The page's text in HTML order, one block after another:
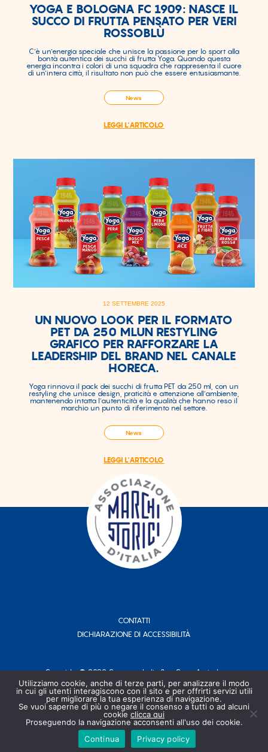
YOGA E BOLOGNA FC 1909: NASCE IL
SUCCO DI FRUTTA PENSATO PER VERI
ROSSOBLÙ
C’è un’energia speciale che unisce la passione per lo sport alla
bontà autentica dei succhi di frutta Yoga. Quando questa
energia incontra i colori di una squadra che rappresenta il cuore
di un’intera città, il risultato non può che essere entusiasmante.
News
LEGGI L'ARTICOLO
12 SETTEMBRE 2025
UN NUOVO LOOK PER IL FORMATO
PET DA 250 MLUN RESTYLING
GRAFICO PER RAFFORZARE LA
LEADERSHIP DEL BRAND NEL CANALE
HORECA.
Yoga rinnova il pack dei succhi di frutta PET da 250 ml, con un
restyling che unisce design, praticità e attenzione all’ambiente,
mantenendo intatta l’autenticità e la qualità che hanno reso il
marchio un punto di riferimento nel settore.
News
LEGGI L'ARTICOLO
CONTATTI
DICHIARAZIONE DI ACCESSIBILITÀ
Copyright © 2020 Conserve Italia Soc. Coop. Agricola.
P. IVA 00708311204 - Tutti i Diritti Riservati
CREDITS PRIVACY POLICY COOKIES
Utilizziamo cookie, anche di terze parti, per analizzare il modo
in cui gli utenti interagiscono con il sito e per offrirti servizi utili
per migliorare la tua esperienza di navigazione.
Se vuoi saperne di più o negare il consenso a tutti o ad alcuni
cookie clicca qui
Proseguendo la navigazione acconsenti all'uso dei cookie.
Continua
Privacy policy